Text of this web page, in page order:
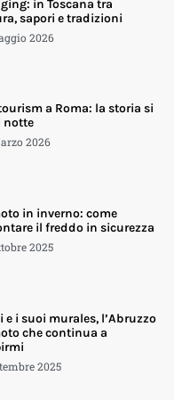
in Toscana tra
sapori e tradizioni
2026
a Roma: la storia si
notte
2026
in inverno: come
il freddo in sicurezza
2025
e i suoi murales, l’Abruzzo
che continua a
2025